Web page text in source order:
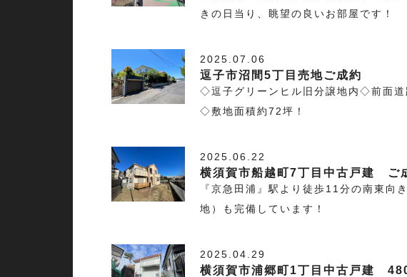
きの日当り、眺望の良いお部屋です！
2025.07.06
逗子市沼間5丁目売地ご成約
◇逗子グリーンヒル旧分譲地内◇前面道
◇敷地面積約72坪！
2025.06.22
横須賀市船越町7丁目中古戸建 ご
『京急田浦』駅より徒歩11分の南東向
地）も完備しています！
2025.04.29
横須賀市浦郷町1丁目中古戸建